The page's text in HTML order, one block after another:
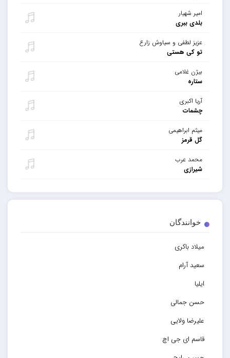
امیر شهیار
بلدی ببری
عزیز لطفی و سیاوش زارع
تو کی هستی
بیژن غلامی
ستاره
آریا اکبری
چشمات
میثم ابراهیمی
گل قرمز
محمد عرب
شیرازی
خوانندگان
میلاد باکری
سعید آرام
ایلیا
حسن جمالی
علیرضا ولایی
قاسم ای جی اچ